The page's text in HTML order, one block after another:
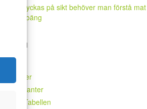
För att lyckas på sikt behöver man förstå
räkna poäng
Fakta
Vitaminer
Antioxidanter
ORAC-Tabellen